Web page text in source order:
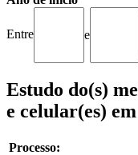
Entre e
Estudo do(s)
e celular(es)
Processo: